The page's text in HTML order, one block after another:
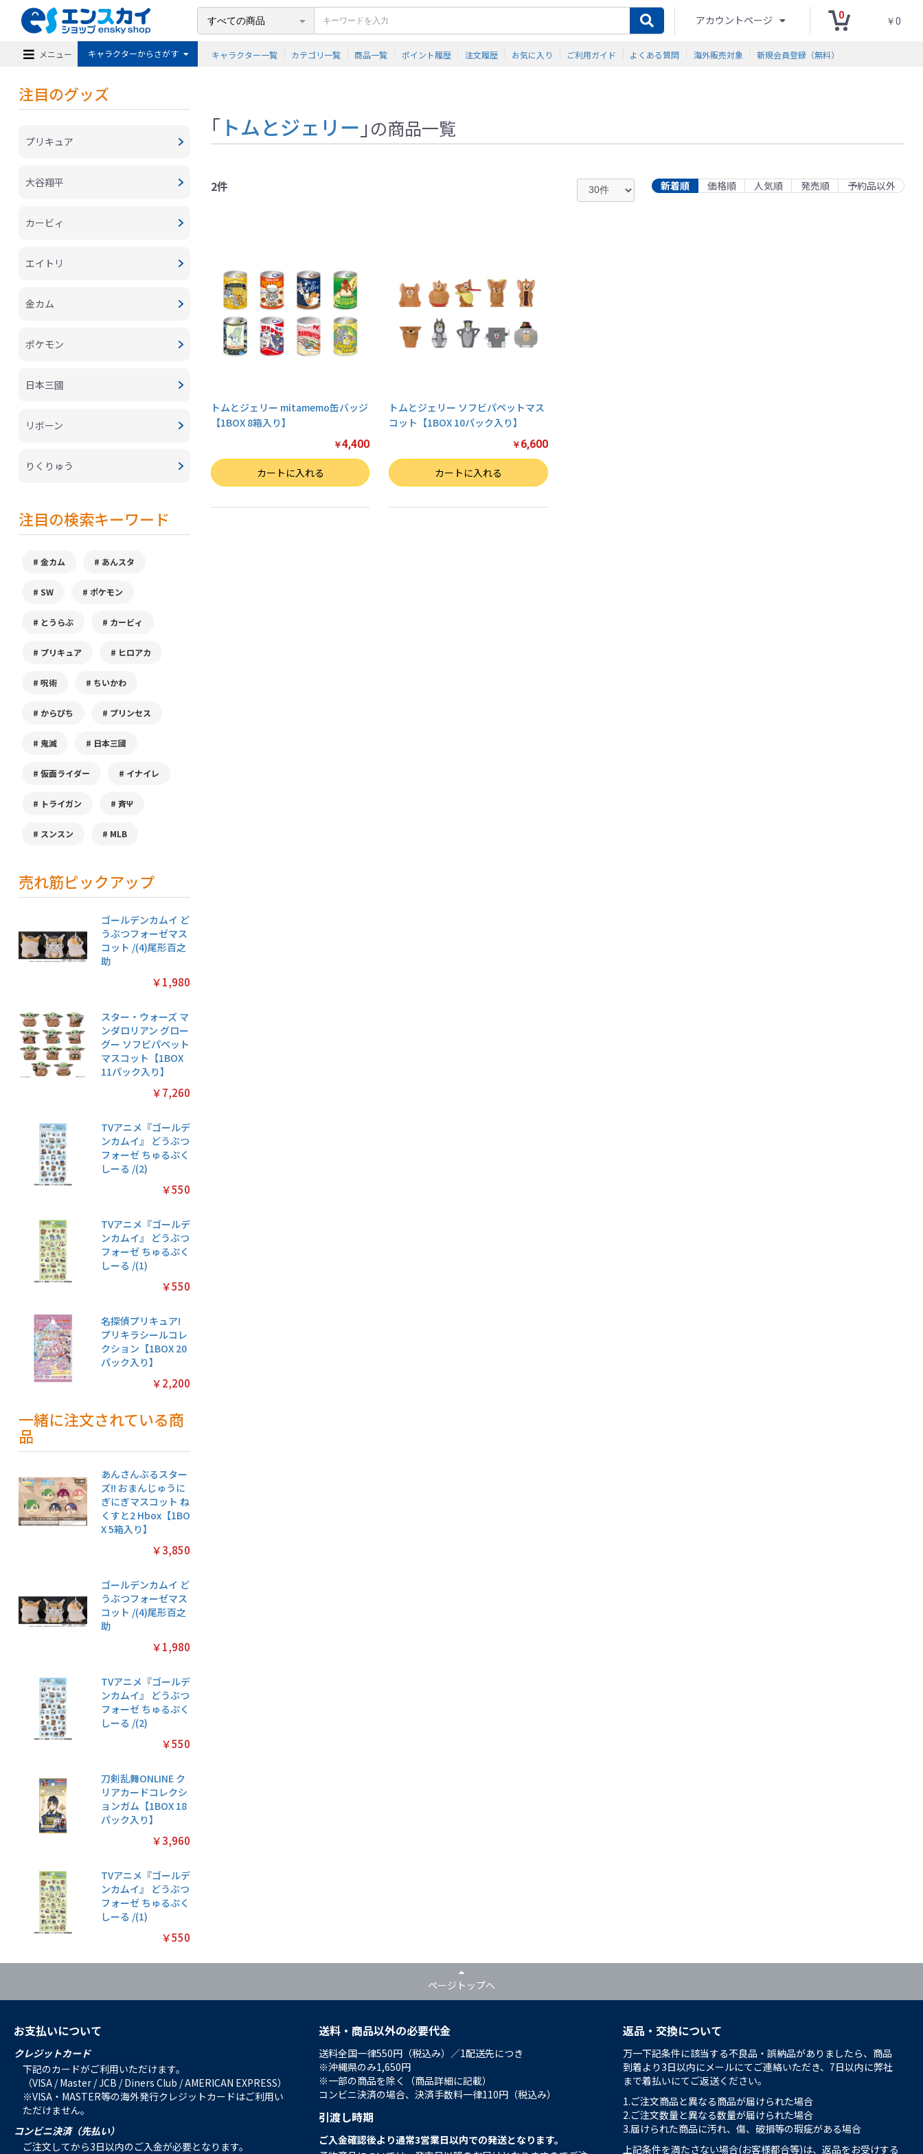
アカウントページ 0
￥0
メニュー キャラクターからさがす キャラクター一覧 カテゴリ一覧 商品一覧 ポイント履歴 注文履歴 お気に入り ご利用ガイド よくある質問 海外販売対象 新規会員登録（無料）
注目のグッズ
プリキュア
大谷翔平
カービィ
エイトリ
金カム
ポケモン
日本三國
リボーン
りくりゅう
注目の検索キーワード
金カム あんスタ
SW ポケモン
とうらぶ カービィ
プリキュア ヒロアカ
呪術 ちいかわ
からぴち プリンセス
鬼滅 日本三國
仮面ライダー イナイレ
トライガン 斉Ψ
スンスン MLB
売れ筋ピックアップ
ゴールデンカムイ ど
うぶつフォーゼマス
コット /(4)尾形百之
助
￥1,980
スター・ウォーズ マ
ンダロリアン グロー
グー ソフビパペット
マスコット【1BOX
11パック入り】
￥7,260
TVアニメ『ゴールデ
ンカムイ』 どうぶつ
フォーゼ ちゅるぷく
しーる /(2)
￥550
TVアニメ『ゴールデ
ンカムイ』 どうぶつ
フォーゼ ちゅるぷく
しーる /(1)
￥550
名探偵プリキュア!
プリキラシールコレ
クション【1BOX 20
パック入り】
￥2,200
一緒に注文されている商
品
あんさんぶるスター
ズ!! おまんじゅうに
ぎにぎマスコット ね
くすと2 Hbox【1BO
X 5箱入り】
￥3,850
ゴールデンカムイ ど
うぶつフォーゼマス
コット /(4)尾形百之
助
￥1,980
TVアニメ『ゴールデ
ンカムイ』 どうぶつ
フォーゼ ちゅるぷく
しーる /(2)
￥550
刀剣乱舞ONLINE ク
リアカードコレクシ
ョンガム【1BOX 18
パック入り】
￥3,960
TVアニメ『ゴールデ
ンカムイ』 どうぶつ
フォーゼ ちゅるぷく
しーる /(1)
￥550
「 トムとジェリー 」の商品一覧
2件 新着順 価格順 人気順 発売順 予約品以外
トムとジェリー mitamemo缶バッジ
【1BOX 8箱入り】
￥4,400
数量 カートに入れる
トムとジェリー ソフビパペットマス
コット【1BOX 10パック入り】
￥ 6,600
数量 カートに入れる
ページトップへ
お支払いについて
クレジットカード
下記のカードがご利用いただけます。
（VISA / Master / JCB / Diners Club / AMERICAN EXPRESS）
※VISA・MASTER等の海外発行クレジットカードはご利用い
ただけません。
コンビニ決済（先払い）
ご注文してから3日以内のご入金が必要となります。
送料・商品以外の必要代金
送料全国一律550円（税込み）／1配送先につき
※沖縄県のみ1,650円
※一部の商品を除く（商品詳細に記載）
コンビニ決済の場合、決済手数料一律110円（税込み）
引渡し時期
ご入金確認後より通常3営業日以内での発送となります。
返品・交換について
万一下記条件に該当する不良品・誤納品がありましたら、商品
到着より3日以内にメールにてご連絡いただき、7日以内に弊社
まで着払いにてご返送ください。
1.ご注文商品と異なる商品が届けられた場合
2.ご注文数量と異なる数量が届けられた場合
3.届けられた商品に汚れ、傷、破損等の瑕疵がある場合
上記条件を満たさない場合(お客様都合等)は、返品をお受けする